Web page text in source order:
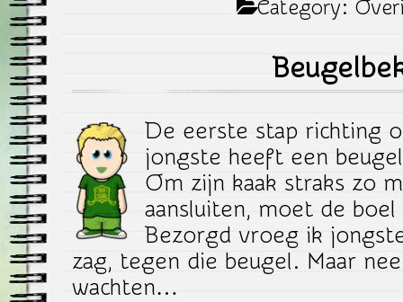
Category:
De eerste stap richting
jongste heeft een
Om zijn kaak straks zo
aansluiten, moet de
Bezorgd vroeg ik
zag, tegen die beugel. Maar
wachten…